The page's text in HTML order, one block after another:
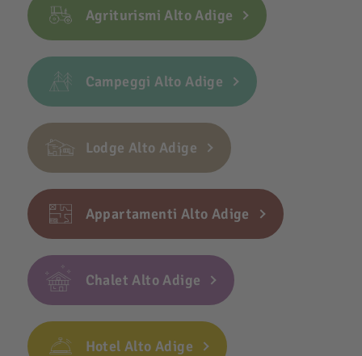
Agriturismi Alto Adige
Campeggi Alto Adige
Lodge Alto Adige
Appartamenti Alto Adige
Chalet Alto Adige
Hotel Alto Adige